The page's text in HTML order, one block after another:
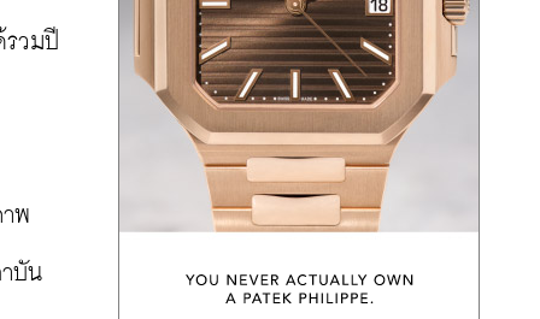
รวมปี
พ
บัน